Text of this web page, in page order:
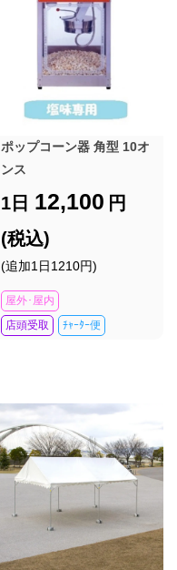
ポップコーン器 角型 10オ
ンス
1日 12,100 円
(税込)
(追加1日1210円)
屋外･屋内
店頭受取
ﾁｬｰﾀｰ便